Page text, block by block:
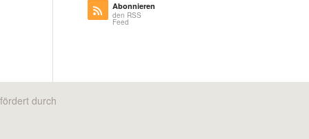
Abonnieren
den RSS
Feed
durch